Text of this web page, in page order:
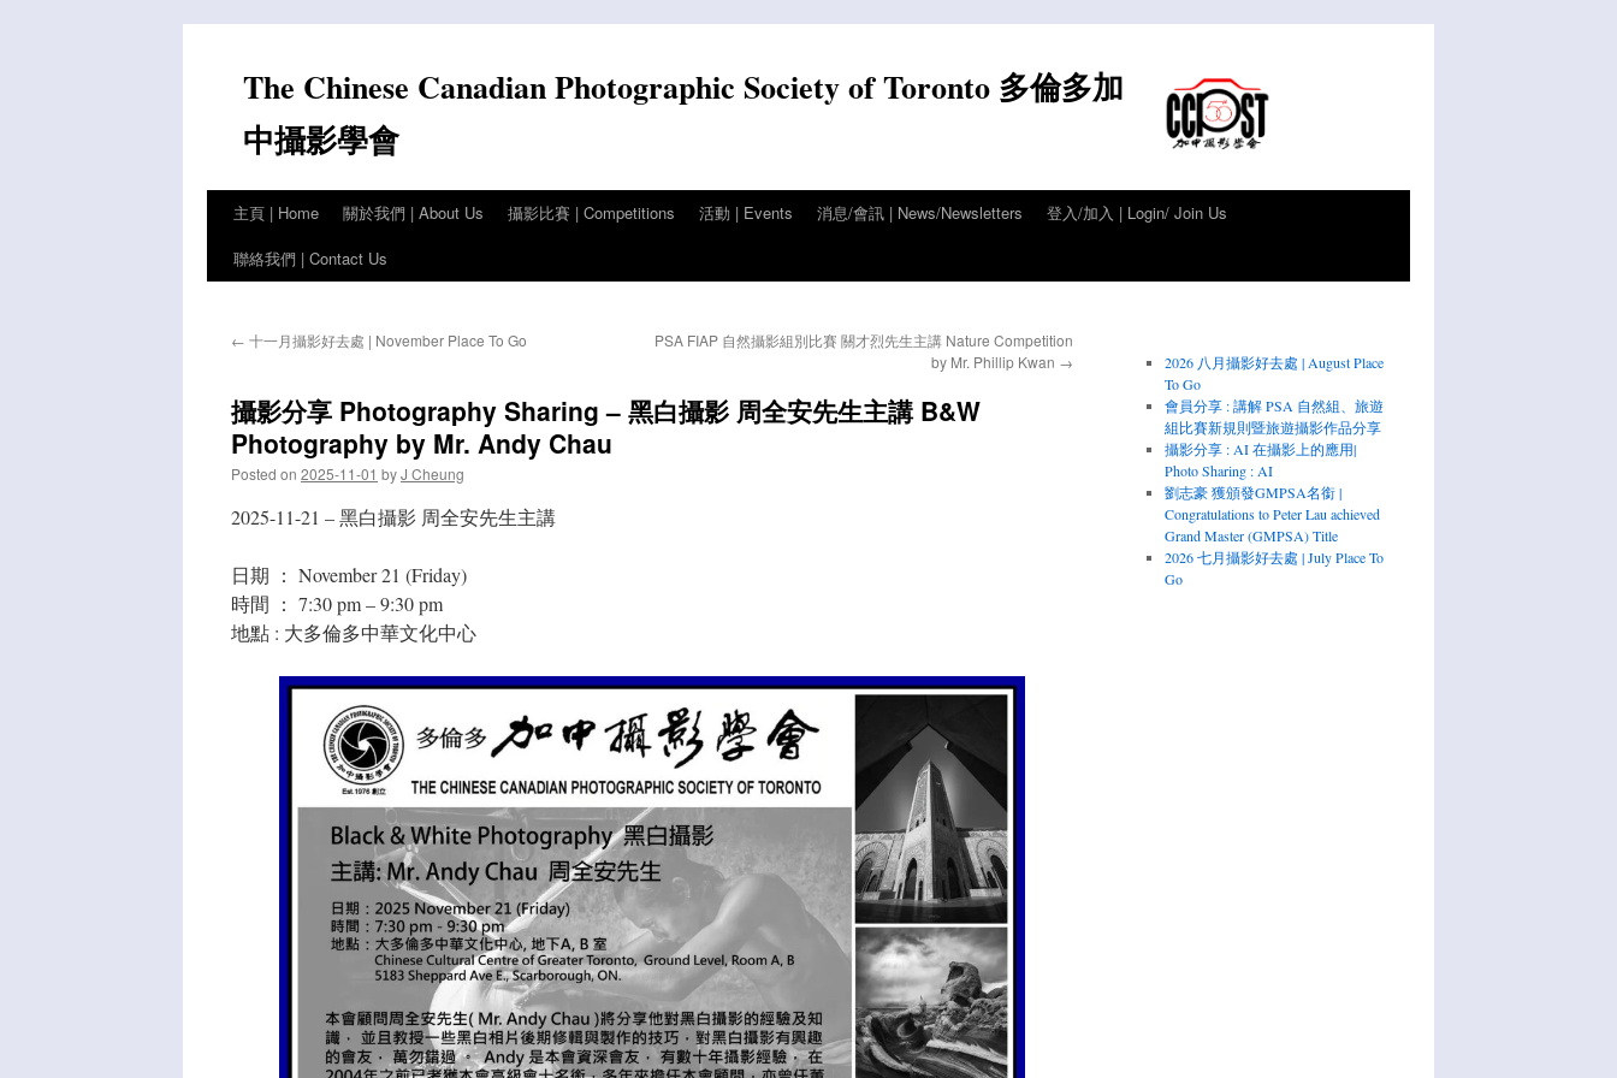
contentThe Chinese Canadian Photographic Society of Toronto 多倫多加
中攝影學會
主頁 | Home 關於我們 | About Us 攝影比賽 | Competitions 活動 | Events 消息/會訊 | News/Newsletters
登入/加入 | Login/ Join Us
聯絡我們 | Contact Us
← 十一月攝影好去處 | November Place To Go
PSA FIAP 自然攝影組別比賽 關才烈先生主講 Nature Competition
by Mr. Phillip Kwan →
攝影分享 Photography Sharing – 黑白攝影 周全安先生主講 B&W
Photography by Mr. Andy Chau
Posted on 2025-11-01 byJ Cheung
2025-11-21 – 黑白攝影 周全安先生主講
日期 ： November 21 (Friday)
時間 ： 7:30 pm – 9:30 pm
地點 : 大多倫多中華文化中心
2026 八月攝影好去處 | August Place
To Go
會員分享 : 講解 PSA 自然組、旅遊
組比賽新規則暨旅遊攝影作品分享
攝影分享 : AI 在攝影上的應用|
Photo Sharing : AI
劉志豪 獲頒發GMPSA名銜 |
Congratulations to Peter Lau achieved
Grand Master (GMPSA) Title
2026 七月攝影好去處 | July Place To
Go